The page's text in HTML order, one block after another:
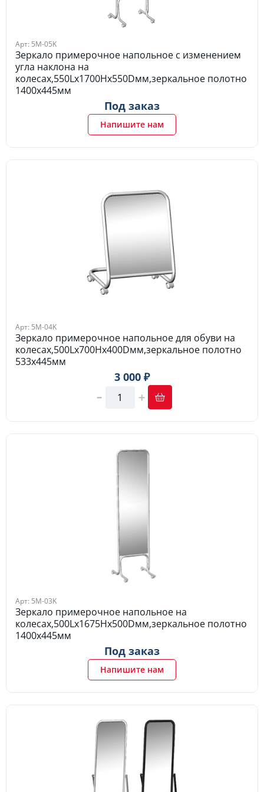
Арт: 5M-05K
Зеркало примерочное напольное с изменением
угла наклона на
колесах,550Lх1700Hх550Dмм,зеркальное полотно
1400х445мм
Под заказ
Напишите нам
Арт: 5M-04K
Зеркало примерочное напольное для обуви на
колесах,500Lх700Hх400Dмм,зеркальное полотно
533х445мм
3 000 ₽
Арт: 5M-03K
Зеркало примерочное напольное на
колесах,500Lх1675Hх500Dмм,зеркальное полотно
1400х445мм
Под заказ
Напишите нам